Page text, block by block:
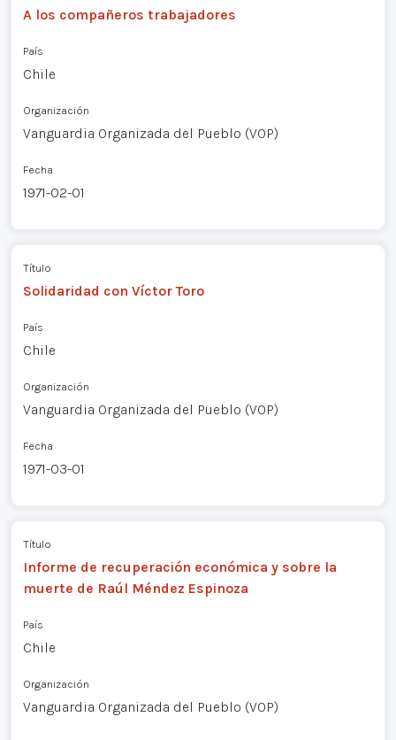
A los compañeros trabajadores
País
Chile
Organización
Vanguardia Organizada del Pueblo (VOP)
Fecha
1971-02-01
Título
Solidaridad con Víctor Toro
País
Chile
Organización
Vanguardia Organizada del Pueblo (VOP)
Fecha
1971-03-01
Título
Informe de recuperación económica y sobre la
muerte de Raúl Méndez Espinoza
País
Chile
Organización
Vanguardia Organizada del Pueblo (VOP)